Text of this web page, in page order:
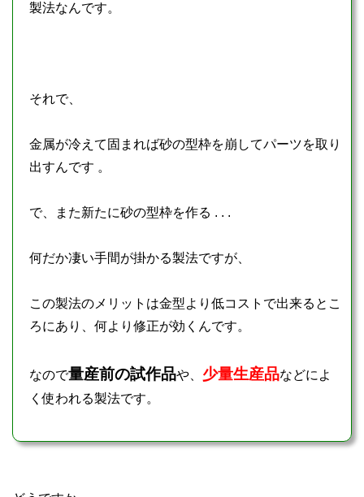
製法なんです。
それで、
金属が冷えて固まれば砂の型枠を崩してパーツを取り
出すんです 。
で、また新たに砂の型枠を作る . . .
何だか凄い手間が掛かる製法ですが、
この製法のメリットは金型より低コストで出来るとこ
ろにあり、何より修正が効くんです。
なので量産前の試作品や、 少量生産品などによ
く使われる製法です。